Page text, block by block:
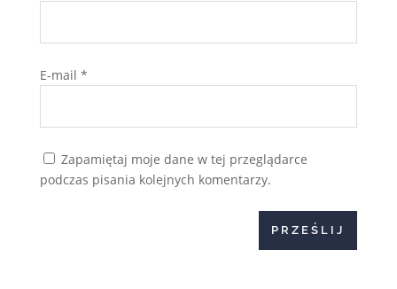
E-mail *
Zapamiętaj moje dane w tej przeglądarce
podczas pisania kolejnych komentarzy.
PRZEŚLIJ